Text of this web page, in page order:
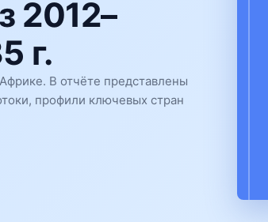
2012–
г.
В отчёте представлены
профили ключевых стран